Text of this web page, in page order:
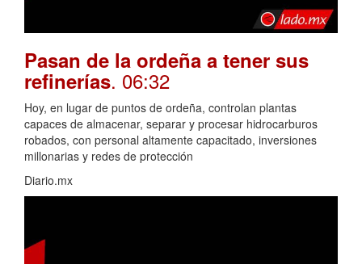
Pasan de la ordeña a tener sus
refinerías. 06:32
Hoy, en lugar de puntos de ordeña, controlan plantas
capaces de almacenar, separar y procesar hidrocarburos
robados, con personal altamente capacitado, inversiones
millonarias y redes de protección
Diario.mx